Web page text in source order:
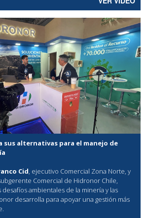
sus alternativas para el manejo de
Cid, ejecutivo Comercial Zona Norte, y
Comercial de Hidronor Chile,
ambientales de la minería y las
desarrolla para apoyar una gestión más